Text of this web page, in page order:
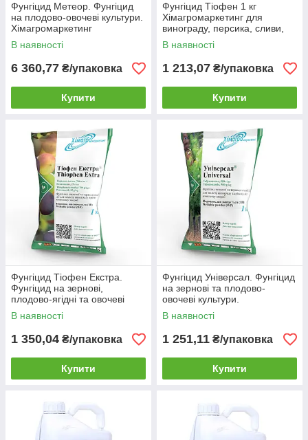
Фунгіцид Метеор. Фунгіцид
на плодово-овочеві культури.
Хімагромаркетинг
В наявності
6 360,77 ₴/упаковка
Купити
Фунгіцид Тіофен 1 кг
Хімагромаркетинг для
винограду, персика, сливи,
буряків, томатів, оргурців від
хвороб
В наявності
1 213,07 ₴/упаковка
Купити
Фунгіцид Тіофен Екстра.
Фунгіцид на зернові,
плодово-ягідні та овочеві
культури. Хімагромаркетинг
В наявності
1 350,04 ₴/упаковка
Купити
Фунгіцид Універсал. Фунгіцид
на зернові та плодово-
овочеві культури.
Хімагромаркетинг
В наявності
1 251,11 ₴/упаковка
Купити